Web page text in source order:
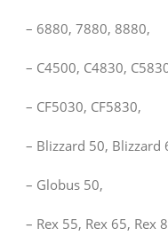
– 6880, 7880, 8880,
– C4500, C4830,
– CF5030, CF5830,
– Blizzard 50, Blizzard
– Globus 50,
– Rex 55, Rex 65, Rex